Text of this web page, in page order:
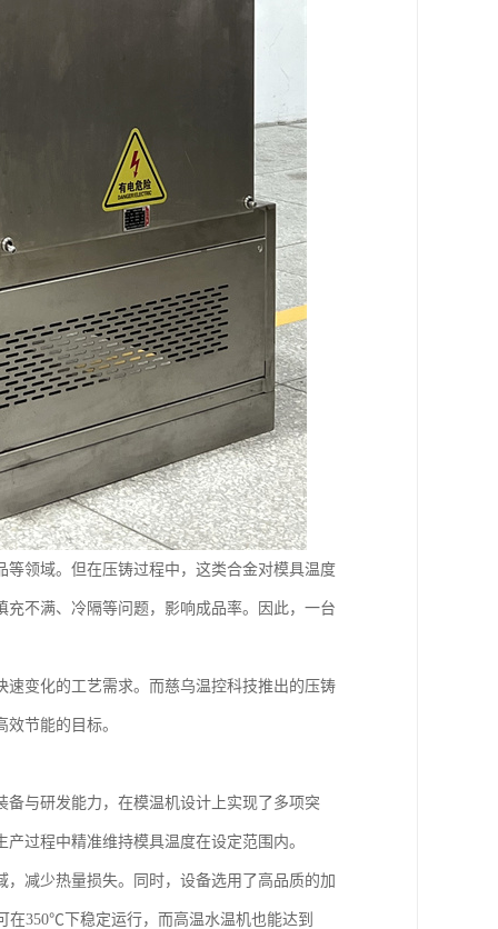
领域。但在压铸过程中，这类合金对模具温度
不满、冷隔等问题，影响成品率。因此，一台
变化的工艺需求。而慈乌温控科技推出的压铸
节能的目标。
与研发能力，在模温机设计上实现了多项突
过程中精准维持模具温度在设定范围内。
减少热量损失。同时，设备选用了高品质的加
在350℃下稳定运行，而高温水温机也能达到